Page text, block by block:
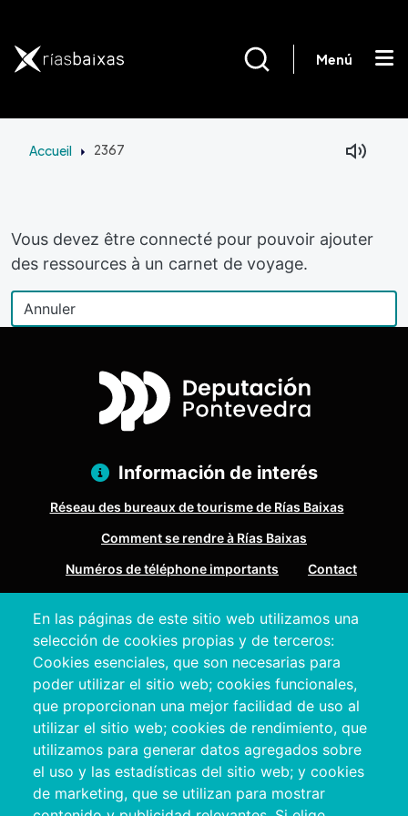
Menú
Accueil 2367
Vous devez être connecté pour pouvoir ajouter
des ressources à un carnet de voyage.
En las páginas de este sitio web utilizamos una
selección de cookies propias y de terceros:
Cookies esenciales, que son necesarias para
poder utilizar el sitio web; cookies funcionales,
que proporcionan una mejor facilidad de uso al
utilizar el sitio web; cookies de rendimiento, que
utilizamos para generar datos agregados sobre
el uso y las estadísticas del sitio web; y cookies
de marketing, que se utilizan para mostrar
Información de interés
Réseau des bureaux de tourisme de Rías Baixas
Comment se rendre à Rías Baixas
Numéros de téléphone importants
Contact
Pazo Deputación Provincial. Avda. Montero Ríos, s/n - 36071
Pontevedra
+34 986 804 100 | +34 986 804 124